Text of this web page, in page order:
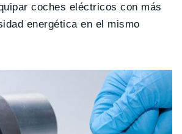
coches eléctricos con más
energética en el mismo